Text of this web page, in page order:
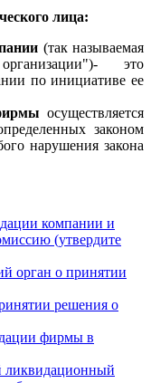
лица:
(так называемая
это
по инициативе ее
осуществляется
законом
нарушения закона
компании и
(утвердите
орган о принятии
решения о
фирмы в
ликвидационный